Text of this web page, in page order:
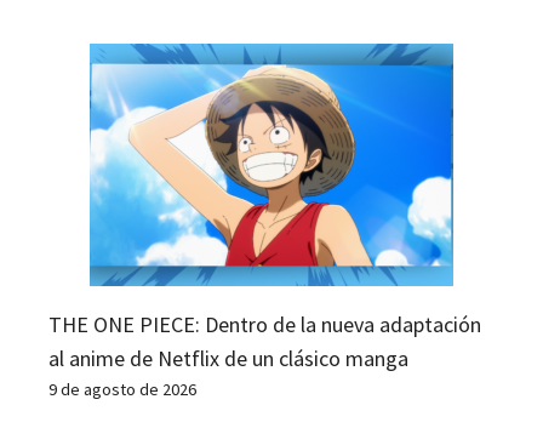
THE ONE PIECE: Dentro de la nueva adaptación
al anime de Netflix de un clásico manga
9 de agosto de 2026